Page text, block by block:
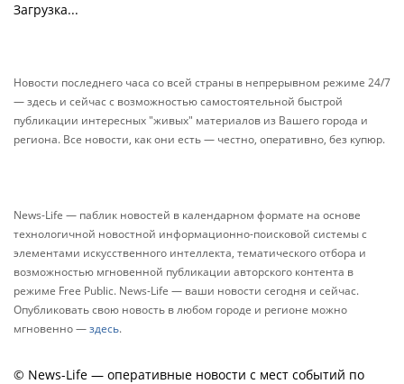
Загрузка...
Новости последнего часа со всей страны в непрерывном режиме 24/7
— здесь и сейчас с возможностью самостоятельной быстрой
публикации интересных "живых" материалов из Вашего города и
региона. Все новости, как они есть — честно, оперативно, без купюр.
News-Life — паблик новостей в календарном формате на основе
технологичной новостной информационно-поисковой системы с
элементами искусственного интеллекта, тематического отбора и
возможностью мгновенной публикации авторского контента в
режиме Free Public. News-Life — ваши новости сегодня и сейчас.
Опубликовать свою новость в любом городе и регионе можно
мгновенно —здесь.
© News-Life — оперативные новости с мест событий по